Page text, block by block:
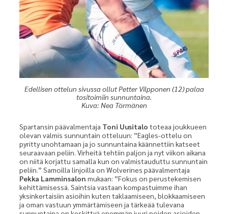
Edellisen ottelun sivussa ollut Petter Vilpponen (12) palaa
tositoimiin sunnuntaina.
Kuva: Nea Törmänen
Spartansin päävalmentaja Toni Uusitalo toteaa joukkueen
olevan valmis sunnuntain otteluun: ”Eagles-ottelu on
pyritty unohtamaan ja jo sunnuntaina käännettiin katseet
seuraavaan peliin. Virheitä tehtiin paljon ja nyt viikon aikana
on niitä korjattu samalla kun on valmistauduttu sunnuntain
peliin.” Samoilla linjoilla on Wolverines päävalmentaja
Pekka Lamminsalon mukaan: ”Fokus on perustekemisen
kehittämisessä. Saintsia vastaan kompastuimme ihan
yksinkertaisiin asioihin kuten taklaamiseen, blokkaamiseen
ja oman vastuun ymmärtämiseen ja tärkeää tulevana